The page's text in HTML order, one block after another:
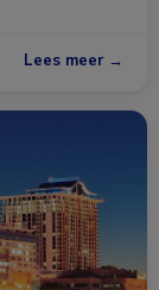
Lees meer →